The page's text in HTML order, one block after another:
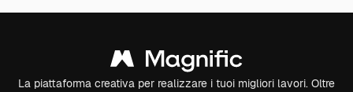
La piattaforma creativa per realizzare i tuoi migliori lavori. Oltre